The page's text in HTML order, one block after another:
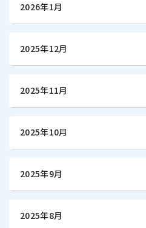
2026年1月
2025年12月
2025年11月
2025年10月
2025年9月
2025年8月